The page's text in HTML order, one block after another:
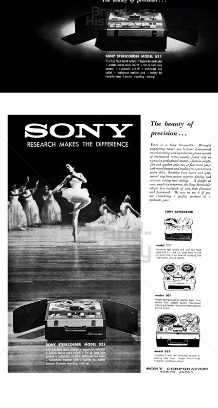
SONY Sony Austria GmbH 1961
SONY Sony Austria GmbH 1961